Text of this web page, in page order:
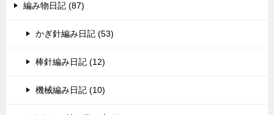
編み物日記 (87)
かぎ針編み日記 (53)
棒針編み日記 (12)
機械編み日記 (10)